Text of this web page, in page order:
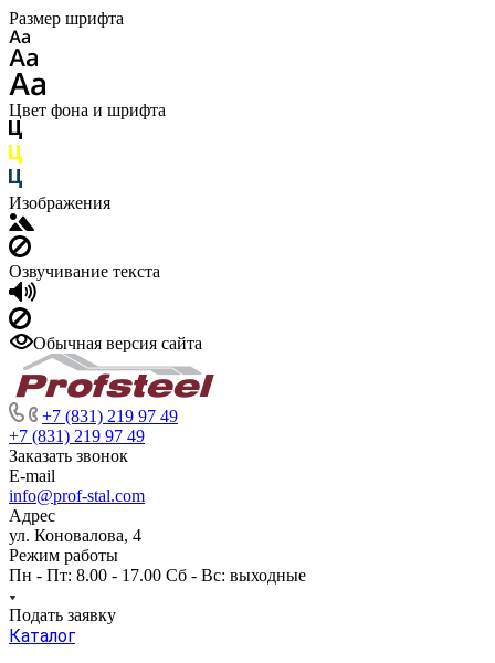
Размер шрифта
Цвет фона и шрифта
Изображения
Озвучивание текста
Обычная версия сайта
+7 (831) 219 97 49
+7 (831) 219 97 49
Заказать звонок
E-mail
info@prof-stal.com
Адрес
ул. Коновалова, 4
Режим работы
Пн - Пт: 8.00 - 17.00 Сб - Вс: выходные
Подать заявку
Каталог